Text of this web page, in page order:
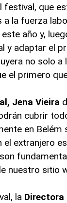
festival, que
la fuerza
año y,
y adaptar el
no solo
el primero
Jena Vieira
cubrir
en
extranjero
nuestro sitio
la Directora